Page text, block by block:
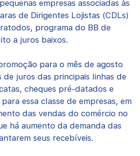
empresas associadas às
de Dirigentes Lojistas (CDLs)
programa do BB de
a juros baixos.
para o mês de agosto
de juros das principais linhas de
cheques pré-datados e
essa classe de empresas, em
das vendas do comércio no
há aumento da demanda das
seus recebíveis.